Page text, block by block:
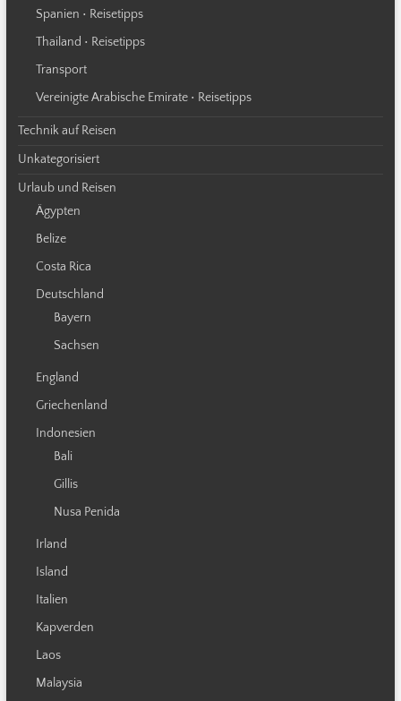
Spanien • Reisetipps
Thailand • Reisetipps
Transport
Vereinigte Arabische Emirate • Reisetipps
Technik auf Reisen
Unkategorisiert
Urlaub und Reisen
Ägypten
Belize
Costa Rica
Deutschland
Bayern
Sachsen
England
Griechenland
Indonesien
Bali
Gillis
Nusa Penida
Irland
Island
Italien
Kapverden
Laos
Malaysia